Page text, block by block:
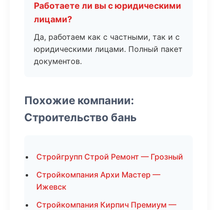
Работаете ли вы с юридическими
лицами?
Да, работаем как с частными, так и с
юридическими лицами. Полный пакет
документов.
Похожие компании:
Строительство бань
Стройгрупп Строй Ремонт — Грозный
Стройкомпания Архи Мастер —
Ижевск
Стройкомпания Кирпич Премиум —